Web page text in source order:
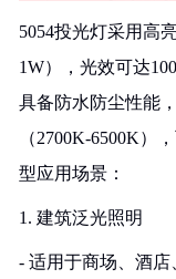
5054投光灯采用高
1W），光效可达
具备防水防尘性能
（2700K-6500K）
型应用场景：
1. 建筑泛光照明
- 适用于商场、酒